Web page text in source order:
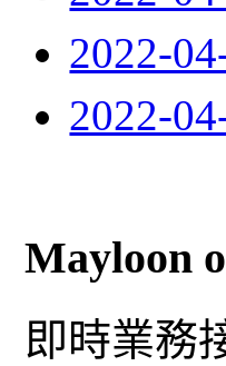
2022-
2022-
Mayloon
即時業務